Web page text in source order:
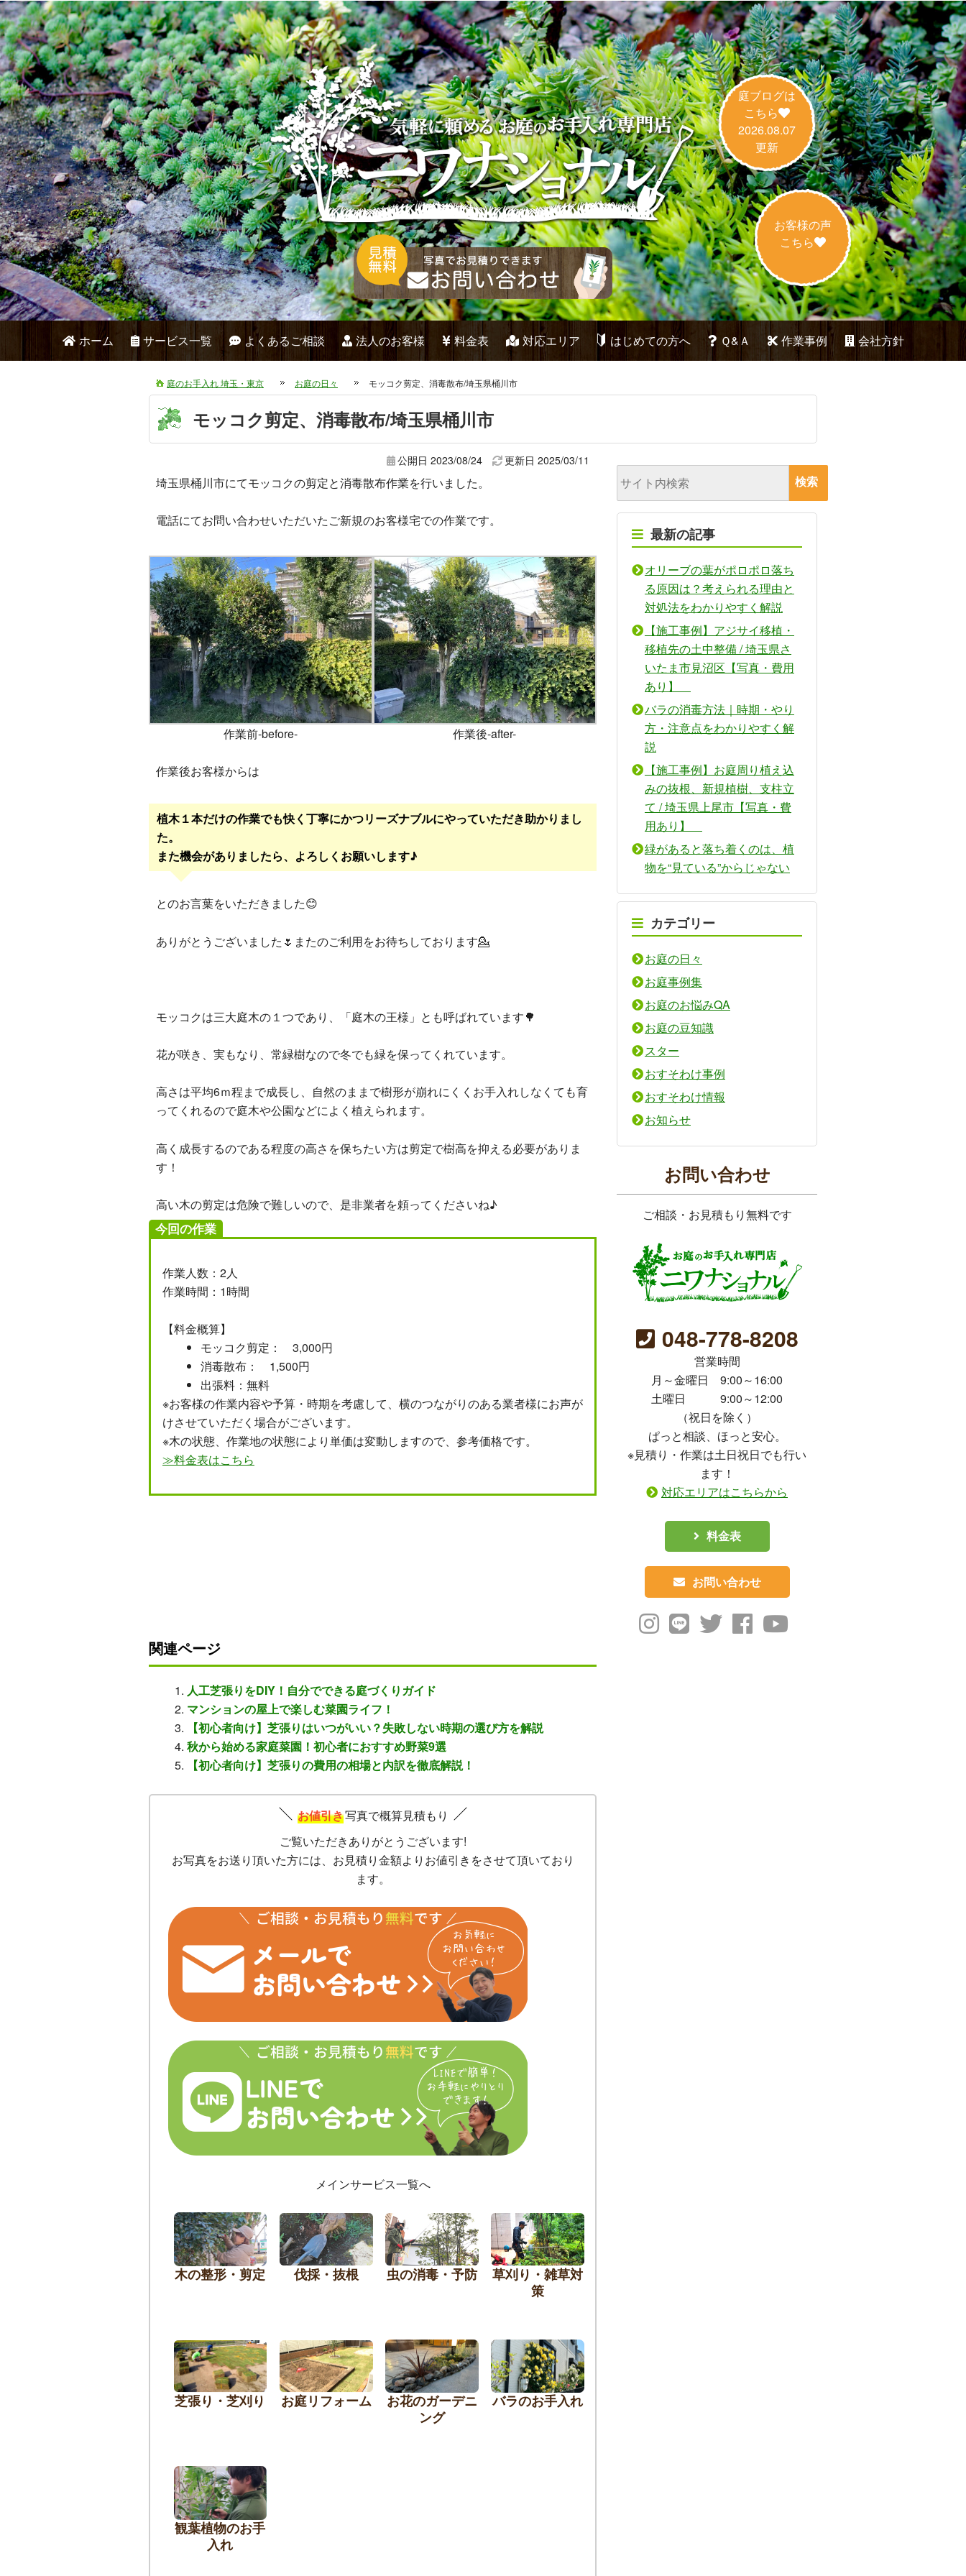
庭ブログは
こちら
2026.08.07
更新
お客様の声
こちら
ホーム サービス一覧 よくあるご相談 法人のお客様 料金表 対応エリア はじめての方へ Ｑ&Ａ 作業事例 会社方針
庭のお手入れ 埼玉・東京 お庭の日々 モッコク剪定、消毒散布/埼玉県桶川市
モッコク剪定、消毒散布/埼玉県桶川市
公開日 2023/08/24 更新日2025/03/11
埼玉県桶川市にてモッコクの剪定と消毒散布作業を行いました。
電話にてお問い合わせいただいたご新規のお客様宅での作業です。
作業前-before- 作業後-after-
作業後お客様からは
植木１本だけの作業でも快く丁寧にかつリーズナブルにやっていただき助かりまし
た。
また機会がありましたら、よろしくお願いします♪
とのお言葉をいただきました😊
ありがとうございました🌷またのご利用をお待ちしております💁
モッコクは三大庭木の１つであり、「庭木の王様」とも呼ばれています🌳
花が咲き、実もなり、常緑樹なので冬でも緑を保ってくれています。
高さは平均6ｍ程まで成長し、自然のままで樹形が崩れにくくお手入れしなくても育
ってくれるので庭木や公園などによく植えられます。
高く成長するのである程度の高さを保ちたい方は剪定で樹高を抑える必要がありま
す！
高い木の剪定は危険で難しいので、是非業者を頼ってくださいね♪
今回の作業
作業人数：2人
作業時間：1時間
【料金概算】
モッコク剪定： 3,000円
消毒散布： 1,500円
出張料：無料
※お客様の作業内容や予算・時期を考慮して、横のつながりのある業者様にお声が
けさせていただく場合がございます。
※木の状態、作業地の状態により単価は変動しますので、参考価格です。
≫料金表はこちら
関連ページ
人工芝張りをDIY！自分でできる庭づくりガイド
マンションの屋上で楽しむ菜園ライフ！
【初心者向け】芝張りはいつがいい？失敗しない時期の選び方を解説
秋から始める家庭菜園！初心者におすすめ野菜9選
【初心者向け】芝張りの費用の相場と内訳を徹底解説！
お値引き写真で概算見積もり
ご覧いただきありがとうございます!
お写真をお送り頂いた方には、お見積り金額よりお値引きをさせて頂いており
ます。
メインサービス一覧へ
木の整形・剪定 伐採・抜根 虫の消毒・予防
草刈り・雑草対
策
芝張り・芝刈り お庭リフォーム
お花のガーデニ
ング
バラのお手入れ
観葉植物のお手
入れ
最新の記事
オリーブの葉がポロポロ落ち
る原因は？考えられる理由と
対処法をわかりやすく解説
【施工事例】アジサイ移植・
移植先の土中整備 / 埼玉県さ
いたま市見沼区【写真・費用
あり】
バラの消毒方法｜時期・やり
方・注意点をわかりやすく解
説
【施工事例】お庭周り植え込
みの抜根、新規植樹、支柱立
て / 埼玉県上尾市【写真・費
用あり】
緑があると落ち着くのは、植
物を“見ている”からじゃない
カテゴリー
お庭の日々
お庭事例集
お庭のお悩みQA
お庭の豆知識
スター
おすそわけ事例
おすそわけ情報
お知らせ
お問い合わせ
ご相談・お見積もり無料です
048-778-8208
営業時間
月～金曜日 9:00～16:00
土曜日 9:00～12:00
（祝日を除く）
ぱっと相談、ほっと安心。
※見積り・作業は土日祝日でも行い
ます！
対応エリアはこちらから
料金表
お問い合わせ